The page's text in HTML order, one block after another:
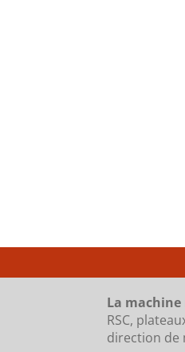
La machine
RSC,
direction de